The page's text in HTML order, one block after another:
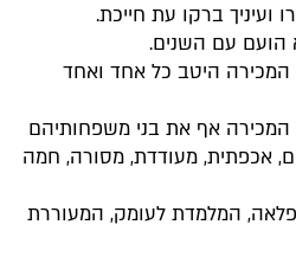
ועיניך ברקו עת חייכת.
הועם עם השנים.
המכירה היטב כל אחד ואחד
המכירה אף את בני משפחותיהם
אכפתית, מעודדת, מסורה, חמה
המלמדת לעומק, המעוררת